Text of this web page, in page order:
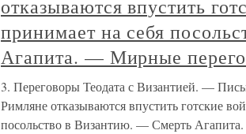
отказываются впустить
принимает на себя
Агапита. — Мирные
3. Переговоры Теодата с Византией. —
Римляне отказываются впустить готские
посольство в Византию. — Смерть